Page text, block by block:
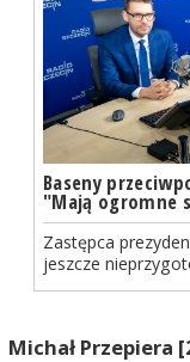
Baseny
"Mają ogromne
Zastępca
jeszcze
Michał Przepiera